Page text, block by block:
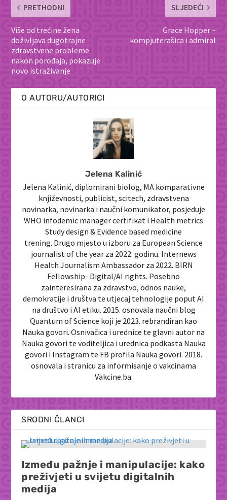
PRETHODNI
Više od trećine žena
doživljava dugotrajne
zdravstvene probleme
nakon porođaja, pokazuje
novo istraživanje
SLJEDEĆI
Grace Hopper –
kompjuterašica i admiral
O AUTORU/AUTORICI
Jelena Kalinić
Jelena Kalinić, diplomirani biolog, MA komparativne
književnosti, publicist, scitech, zdravstvena
novinarka, novinarka i naučni komunikator, posjeduje
WHO infodemic manager certifikat i Health metrics
Study design & Evidence based medicine
trening. Drugo mjesto u izboru za European Science
journalist of the year za 2022. godinu. Internews
Health Journalism Ambassador za 2022. BIRN
Fellowship- Digital/AI rights. Posebno
zainteresirana za zdravstvo, odnos nauke,
demokratije i društva te utjecaj tehnologije poput AI
na društvo i AI etiku. 2015. osnovala naučni blog
Quantum of Science koji je 2023. rebrandiran kao
Nauka govori. Osnivačica i urednice te glavni autor na
Nauka govori te voditeljica i urednica podkasta Nauka
govori i Instagram te FB profila Nauka govori. 2018.
osnovala i stranicu za informisanje o vakcinama
Vakcine.ba.
SRODNI ČLANCI
Između pažnje i manipulacije: kako
preživjeti u svijetu digitalnih
medija